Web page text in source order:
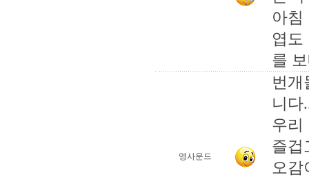
아
엽도
를
영사운드
번
니다
우리
즐겁
오감